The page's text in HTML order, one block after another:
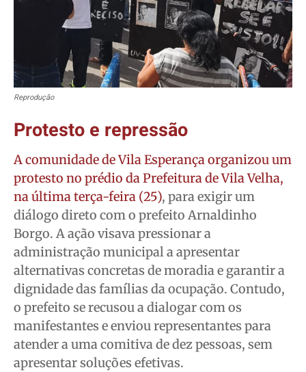
Reprodução
Protesto e repressão
A comunidade de Vila Esperança organizou um
protesto no prédio da Prefeitura de Vila Velha,
na última terça-feira (25), para exigir um
diálogo direto com o prefeito Arnaldinho
Borgo. A ação visava pressionar a
administração municipal a apresentar
alternativas concretas de moradia e garantir a
dignidade das famílias da ocupação. Contudo,
o prefeito se recusou a dialogar com os
manifestantes e enviou representantes para
atender a uma comitiva de dez pessoas, sem
apresentar soluções efetivas.